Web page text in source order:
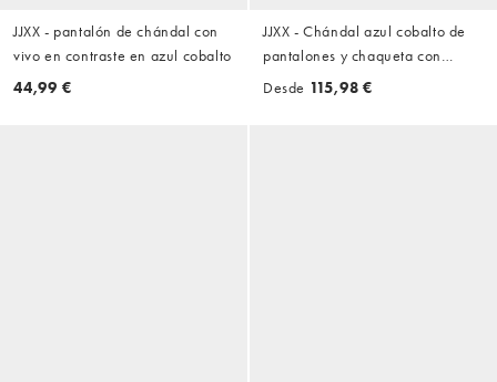
JJXX - pantalón de chándal con
vivo en contraste en azul cobalto
44,99 €
JJXX - Chándal azul cobalto de
pantalones y chaqueta con
cuello alzado y ribetes
Desde 115,98 €